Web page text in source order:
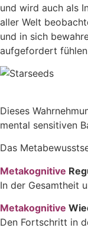
und wird auch als
aller Welt
und in sich
aufgefordert
Dieses
mental sensitiven
Das
Metakognitive
In der Gesamtheit
Metakognitive
Den Fortschritt in